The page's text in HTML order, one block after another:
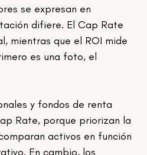
se expresan en
difiere. El Cap Rate
mientras que el ROI mide
es una foto, el
y fondos de renta
Rate, porque priorizan la
activos en función
En cambio, los